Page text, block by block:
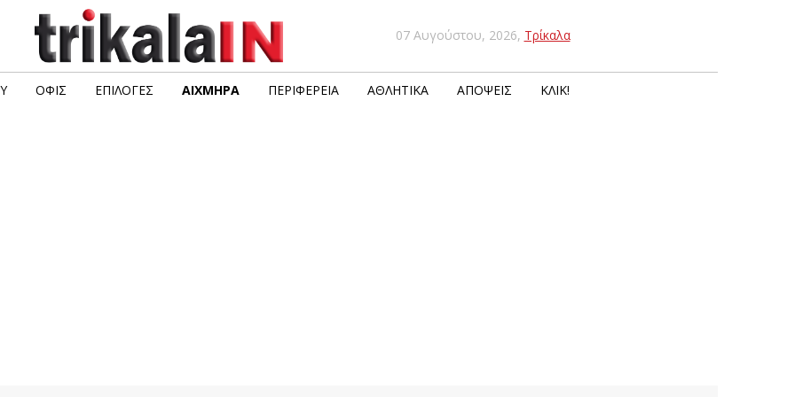
07 Αυγούστου, 2026, Τρίκαλα
ΟΦΙΣ ΕΠΙΛΟΓΈΣ ΑΙΧΜΗΡΆ ΠΕΡΙΦΈΡΕΙΑ ΑΘΛΗΤΙΚΆ ΑΠΌΨΕΙΣ ΚΛΙΚ!